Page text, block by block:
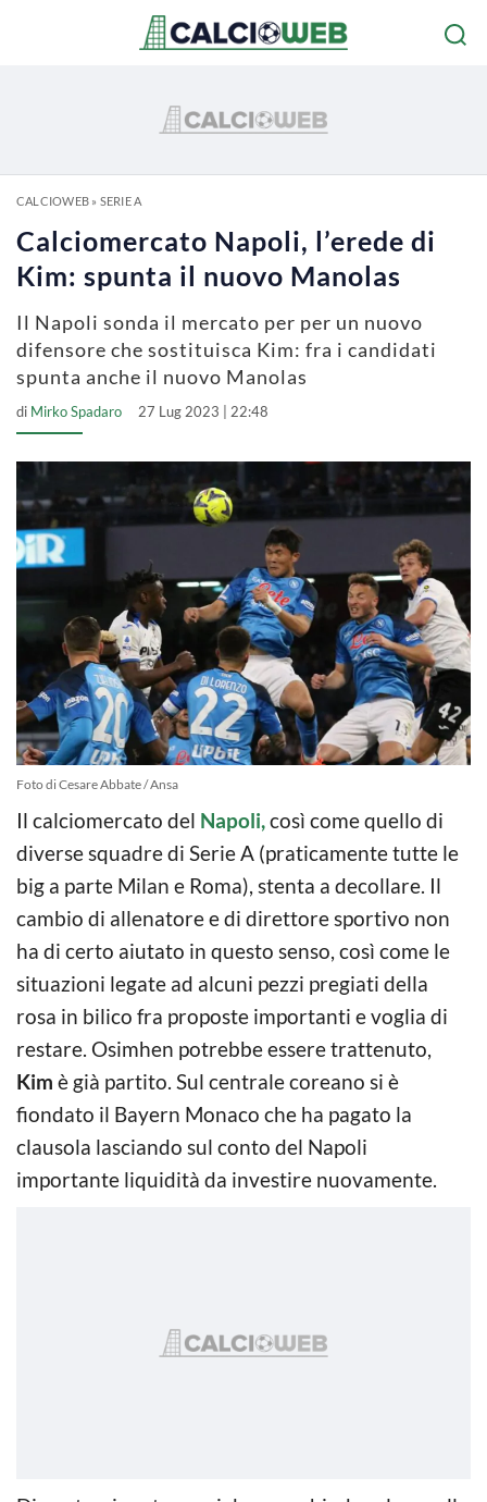
CALCIOWEB» SERIE A
Calciomercato Napoli, l’erede di
Kim: spunta il nuovo Manolas
Il Napoli sonda il mercato per per un nuovo
difensore che sostituisca Kim: fra i candidati
spunta anche il nuovo Manolas
di Mirko Spadaro 27 Lug 2023 | 22:48
Foto di Cesare Abbate / Ansa
Il calciomercato del Napoli,così come quello di
diverse squadre di Serie A (praticamente tutte le
big a parte Milan e Roma), stenta a decollare. Il
cambio di allenatore e di direttore sportivo non
ha di certo aiutato in questo senso, così come le
situazioni legate ad alcuni pezzi pregiati della
rosa in bilico fra proposte importanti e voglia di
restare. Osimhen potrebbe essere trattenuto,
Kim è già partito. Sul centrale coreano si è
fiondato il Bayern Monaco che ha pagato la
clausola lasciando sul conto del Napoli
importante liquidità da investire nuovamente.